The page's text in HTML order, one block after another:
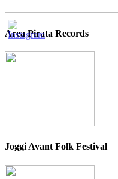
Area Pirata Records
Joggi Avant Folk Festival